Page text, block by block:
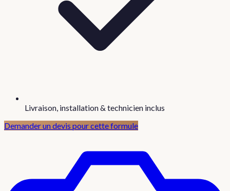
Livraison, installation & technicien inclus
Demander un devis pour cette formule